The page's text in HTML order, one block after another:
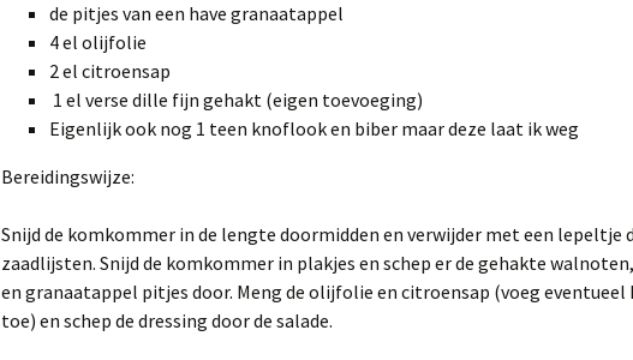
de pitjes van een have granaatappel
4 el olijfolie
2 el citroensap
1 el verse dille fijn gehakt (eigen toevoeging)
Eigenlijk ook nog 1 teen knoflook en biber maar deze laat ik weg
Bereidingswijze:
Snijd de komkommer in de lengte doormidden en verwijder met een lepeltje
zaadlijsten. Snijd de komkommer in plakjes en schep er de gehakte
en granaatappel pitjes door. Meng de olijfolie en citroensap (voeg
toe) en schep de dressing door de salade.